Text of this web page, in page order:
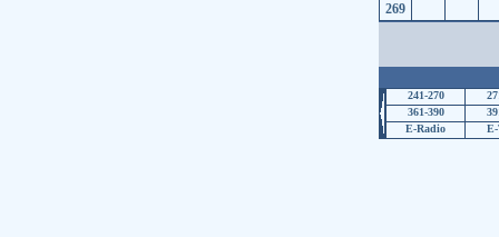
269
241-270
361-390
E-Radio